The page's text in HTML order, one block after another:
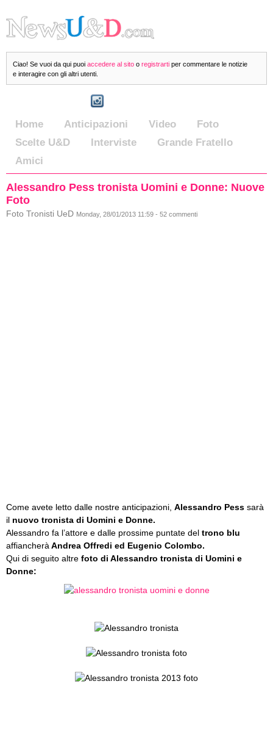
Ciao! Se vuoi da qui puoi accedere al sito o registrarti per commentare le notizie
e interagire con gli altri utenti.
Home Anticipazioni Video
Foto
Scelte U&D
Interviste
Grande Fratello
Amici
Alessandro Pess tronista Uomini e Donne: Nuove
Foto
Foto Tronisti UeD Monday, 28/01/2013 11:59 - 52 commenti
Come avete letto dalle nostre anticipazioni, Alessandro Pess sarà
il nuovo tronista di Uomini e Donne.
Alessandro fa l’attore e dalle prossime puntate del trono blu
affiancherà Andrea Offredi ed Eugenio Colombo.
Qui di seguito altre foto di Alessandro tronista di Uomini e
Donne: